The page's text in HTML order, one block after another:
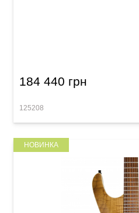
184 440 грн
125208
НОВИНКА